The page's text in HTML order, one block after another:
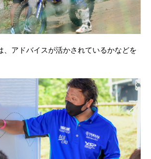
、アドバイスが活かされているかなどを